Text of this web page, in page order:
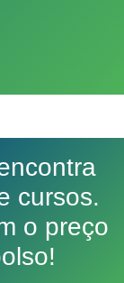
cursos.
o preço